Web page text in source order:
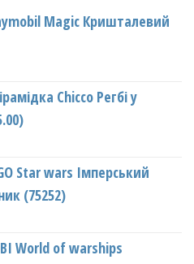
Magic Кришталевий
Chicco Регбі у
Star wars Імперський
(75252)
World of warships